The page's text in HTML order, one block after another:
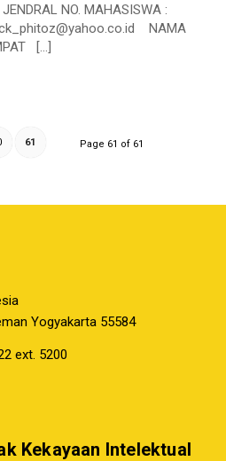
NO. MAHASISWA :
NAMA
[…]
Page 61 of 61
61
Yogyakarta 55584
ext. 5200
Kekayaan Intelektual